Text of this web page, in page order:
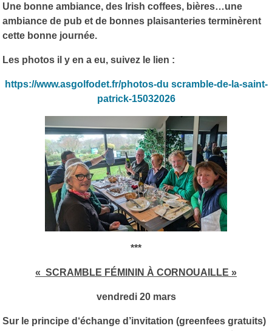
Une bonne ambiance, des Irish coffees, bières…une
ambiance de pub et de bonnes plaisanteries terminèrent
cette bonne journée.
Les photos il y en a eu, suivez le lien :
https://www.asgolfodet.fr/photos-du scramble-de-la-saint-
patrick-15032026
***
« SCRAMBLE FÉMININ À CORNOUAILLE »
vendredi 20 mars
Sur le principe d‘échange d’invitation (greenfees gratuits)